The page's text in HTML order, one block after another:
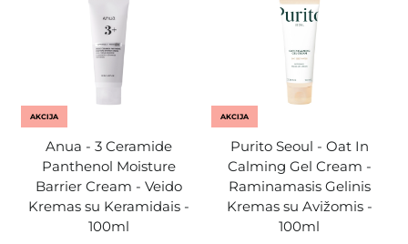
AKCIJA
Anua - 3 Ceramide
Panthenol Moisture
Barrier Cream - Veido
Kremas su Keramidais -
100ml
AKCIJA
Purito Seoul - Oat In
Calming Gel Cream -
Raminamasis Gelinis
Kremas su Avižomis -
100ml